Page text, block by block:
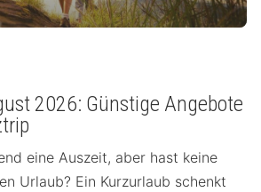
2026: Günstige Angebote
eine Auszeit, aber hast keine
Urlaub? Ein Kurzurlaub schenkt